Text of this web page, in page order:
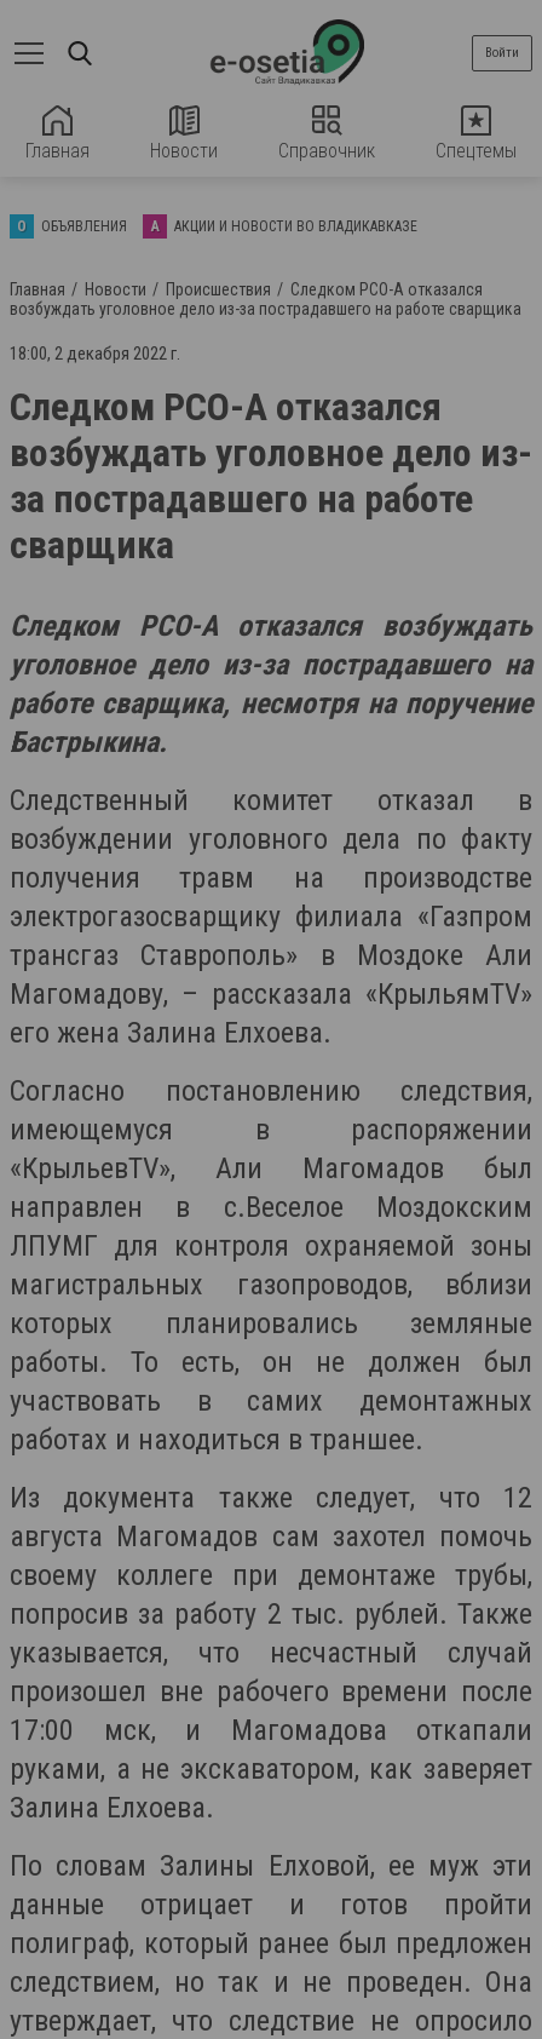
Главная Новости Справочник Спецтемы
Войти
О ОБЪЯВЛЕНИЯ А АКЦИИ И НОВОСТИ ВО ВЛАДИКАВКАЗЕ
Главная Новости Происшествия
Следком РСО-А отказался
возбуждать уголовное дело из-за пострадавшего на работе сварщика
18:00, 2 декабря 2022 г.
Следком РСО-А отказался
возбуждать уголовное дело из-
за пострадавшего на работе
сварщика
Следком РСО-А отказался возбуждать
уголовное дело из-за пострадавшего на
работе сварщика, несмотря на поручение
Бастрыкина.
Следственный комитет отказал в
возбуждении уголовного дела по факту
получения травм на производстве
электрогазосварщику филиала «Газпром
трансгаз Ставрополь» в Моздоке Али
Магомадову, – рассказала «КрыльямТV»
его жена Залина Елхоева.
Согласно постановлению следствия,
имеющемуся в распоряжении
«КрыльевТV», Али Магомадов был
направлен в с.Веселое Моздокским
ЛПУМГ для контроля охраняемой зоны
магистральных газопроводов, вблизи
которых планировались земляные
работы. То есть, он не должен был
участвовать в самих демонтажных
работах и находиться в траншее.
Из документа также следует, что 12
августа Магомадов сам захотел помочь
своему коллеге при демонтаже трубы,
попросив за работу 2 тыс. рублей. Также
указывается, что несчастный случай
произошел вне рабочего времени после
17:00 мск, и Магомадова откапали
руками, а не экскаватором, как заверяет
Залина Елхоева.
По словам Залины Елховой, ее муж эти
данные отрицает и готов пройти
полиграф, который ранее был предложен
следствием, но так и не проведен. Она
утверждает, что следствие не опросило